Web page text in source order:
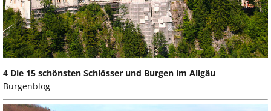
4 Die 15 schönsten Schlösser und Burgen im Allgäu
Burgenblog